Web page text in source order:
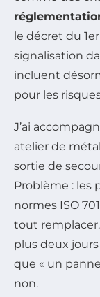
le décret du
signalisation
incluent
pour les
J’ai
atelier de
sortie de
Problème : les
normes ISO
tout
plus deux
que « un
non.